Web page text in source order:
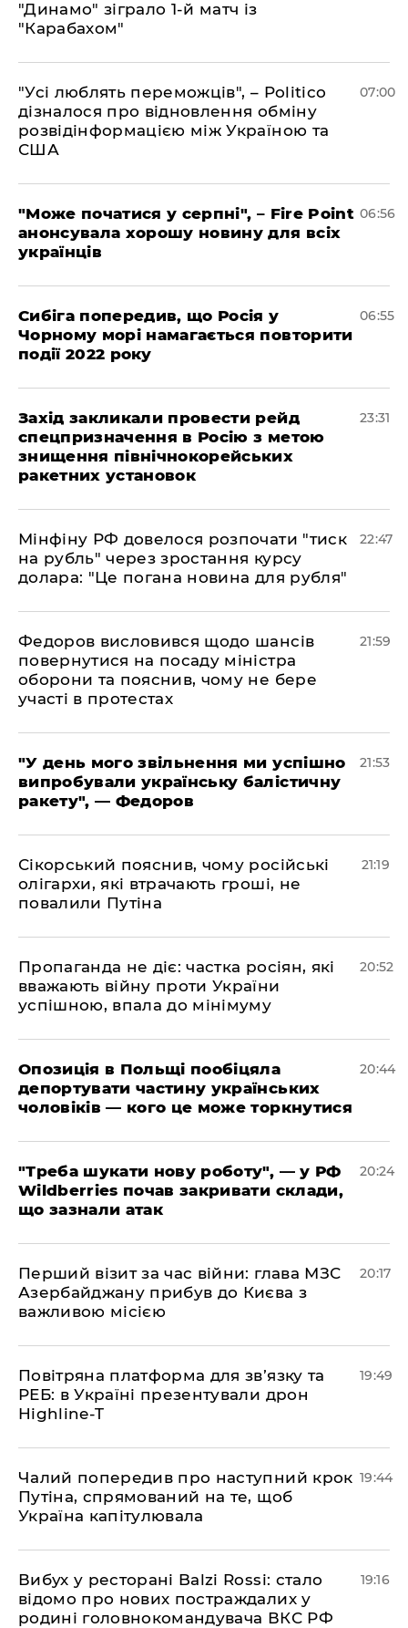
"Динамо" зіграло 1-й матч із
"Карабахом"
"Усі люблять переможців", – Politico
дізналося про відновлення обміну
розвідінформацією між Україною та
США
07:00
"Може початися у серпні", – Fire Point
анонсувала хорошу новину для всіх
українців
06:56
Сибіга попередив, що Росія у
Чорному морі намагається повторити
події 2022 року
06:55
​Захід закликали провести рейд
спецпризначення в Росію з метою
знищення північнокорейських
ракетних установок
23:31
​Мінфіну РФ довелося розпочати "тиск
на рубль" через зростання курсу
долара: "Це погана новина для рубля"
22:47
​Федоров висловився щодо шансів
повернутися на посаду міністра
оборони та пояснив, чому не бере
участі в протестах
21:59
​"У день мого звільнення ми успішно
випробували українську балістичну
ракету", — Федоров
21:53
​Сікорський пояснив, чому російські
олігархи, які втрачають гроші, не
повалили Путіна
21:19
​Пропаганда не діє: частка росіян, які
вважають війну проти України
успішною, впала до мінімуму
20:52
​Опозиція в Польщі пообіцяла
депортувати частину українських
чоловіків — кого це може торкнутися
20:44
​"Треба шукати нову роботу", — у РФ
Wildberries почав закривати склади,
що зазнали атак
20:24
​Перший візит за час війни: глава МЗС
Азербайджану прибув до Києва з
важливою місією
20:17
​Повітряна платформа для зв’язку та
РЕБ: в Україні презентували дрон
Highline-T
19:49
​Чалий попередив про наступний крок
Путіна, спрямований на те, щоб
Україна капітулювала
19:44
​Вибух у ресторані Balzi Rossi: стало
відомо про нових постраждалих у
родині головнокомандувача ВКС РФ
19:16